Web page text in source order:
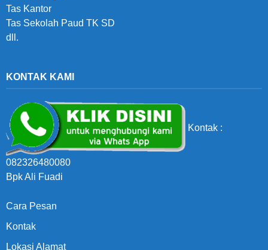
Tas Kantor
Tas Sekolah Paud TK SD
dll.
KONTAK KAMI
Kontak :
082326480080
Bpk Ali Fuadi
Cara Pesan
Kontak
Lokasi Alamat